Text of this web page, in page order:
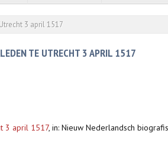
3 april 1517
TE UTRECHT 3 APRIL 1517
3 april 1517, in: Nieuw Nederlandsch